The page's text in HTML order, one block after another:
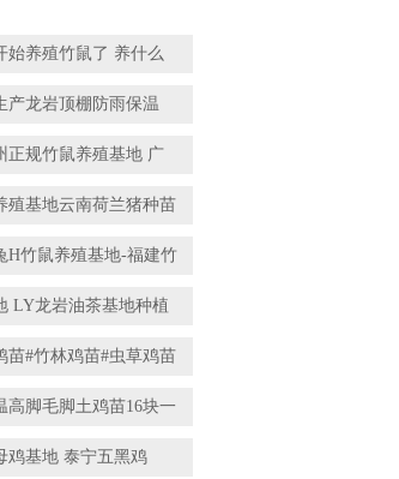
始养殖竹鼠了 养什么
产龙岩顶棚防雨保温
正规竹鼠养殖基地 广
殖基地云南荷兰猪种苗
H竹鼠养殖基地-福建竹
LY龙岩油茶基地种植
苗#竹林鸡苗#虫草鸡苗
高脚毛脚土鸡苗16块一
鸡基地 泰宁五黑鸡